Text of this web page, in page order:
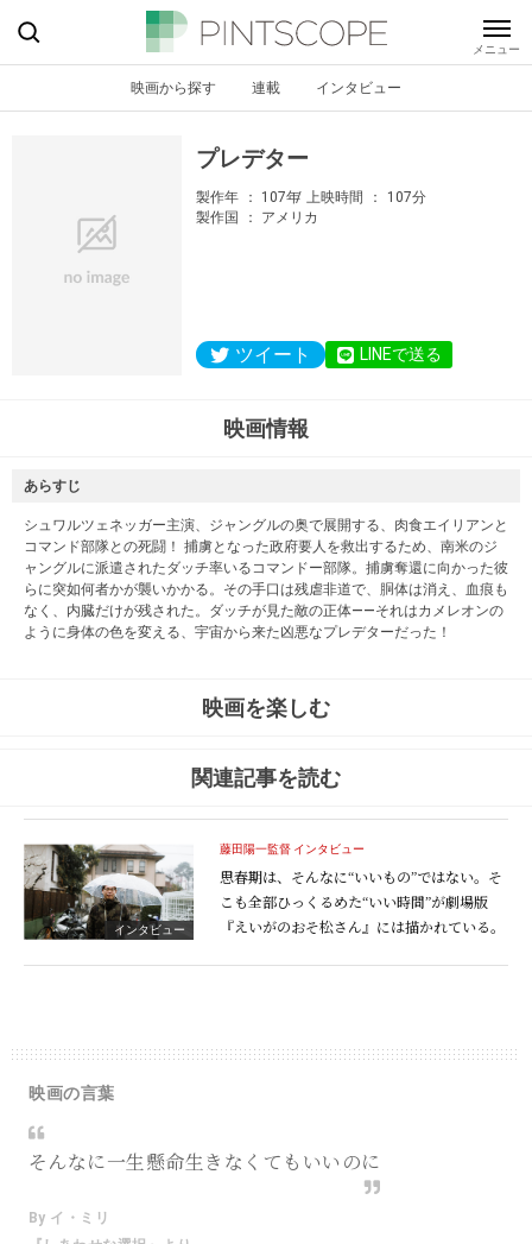
映画から探す 連載 インタビュー
プレデター
製作年 107年 上映時間
107分
製作国
アメリカ
ツイート LINEで送る
映画情報
あらすじ
シュワルツェネッガー主演、ジャングルの奥で展開する、肉食エイリアンと
コマンド部隊との死闘！ 捕虜となった政府要人を救出するため、南米のジ
ャングルに派遣されたダッチ率いるコマンドー部隊。捕虜奪還に向かった彼
らに突如何者かが襲いかかる。その手口は残虐非道で、胴体は消え、血痕も
なく、内臓だけが残された。ダッチが見た敵の正体――それはカメレオンの
ように身体の色を変える、宇宙から来た凶悪なプレデターだった！
映画を楽しむ
関連記事を読む
インタビュー
藤田陽一監督 インタビュー
思春期は、そんなに“いいもの”ではない。そ
こも全部ひっくるめた“いい時間”が劇場版
『えいがのおそ松さん』には描かれている。
映画の言葉
そんなに一生懸命生きなくてもいいのに
By イ・ミリ